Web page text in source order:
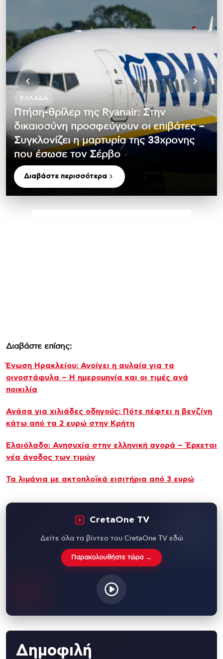
ΕΛΛΆΔΑ
Πτήση-θρίλερ της Ryanair: Στην
δικαιοσύνη προσφεύγουν οι επιβάτες –
Συγκλονίζει η μαρτυρία της 33χρονης
που έσωσε τον Σέρβο
Διαβάστε περισσότερα
Διαβάστε επίσης:
Ένωση Ηρακλείου: Ανοίγει η αυλαία για τα
οινοστάφυλα – Η ημερομηνία και οι τιμές ανά
ποικιλία
Ανάσα για χιλιάδες οδηγούς: Πότε πέφτει η βενζίνη
κάτω από τα 2 ευρώ στην Κρήτη
Ελαιόλαδο: Ανησυχία στην ελληνική αγορά – Έρχεται
νέα άνοδος των τιμών
Τα λιμάνια με ακτοπλοϊκά εισιτήρια από 3 ευρώ
CretaOne TV
Δείτε όλα τα βίντεο του CretaOne TV εδώ
Παρακολουθήστε τώρα →
Δημοφιλή